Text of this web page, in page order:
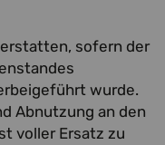
sofern der
wurde.
Abnutzung an den
voller Ersatz zu